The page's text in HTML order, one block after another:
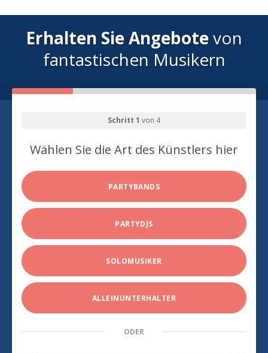
Erhalten Sie Angebotevon
fantastischen Musikern
Schritt 1 von 4
Wählen Sie die Art des Künstlers hier
PARTYBANDS
PARTYDJS
SOLOMUSIKER
ALLEINUNTERHALTER
ODER